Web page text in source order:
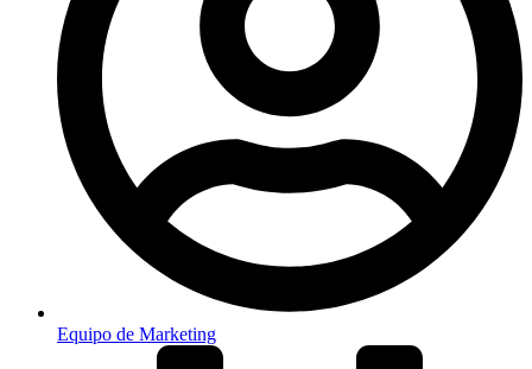
Equipo de Marketing